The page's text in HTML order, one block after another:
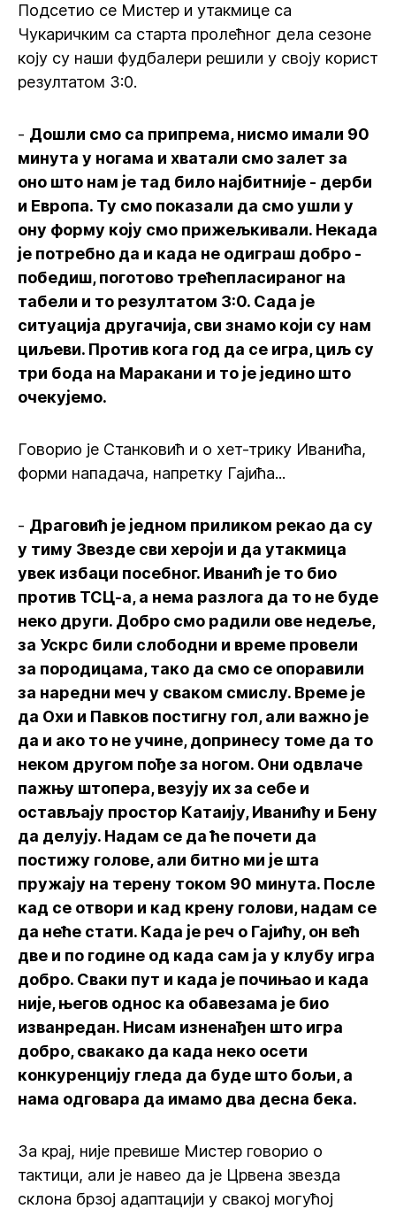
Подсетио се Мистер и утакмице са
Чукаричким са старта пролећног дела сезоне
коју су наши фудбалери решили у своју корист
резултатом 3:0.
- Дошли смо са припрема, нисмо имали 90
минута у ногама и хватали смо залет за
оно што нам је тад било најбитније - дерби
и Европа. Ту смо показали да смо ушли у
ону форму коју смо прижељкивали. Некада
је потребно да и када не одиграш добро -
победиш, поготово трећепласираног на
табели и то резултатом 3:0. Сада је
ситуација другачија, сви знамо који су нам
циљеви. Против кога год да се игра, циљ су
три бода на Маракани и то је једино што
очекујемо.
Говорио је Станковић и о хет-трику Иванића,
форми нападача, напретку Гајића...
- Драговић је једном приликом рекао да су
у тиму Звезде сви хероји и да утакмица
увек избаци посебног. Иванић је то био
против ТСЦ-а, а нема разлога да то не буде
неко други. Добро смо радили ове недеље,
за Ускрс били слободни и време провели
за породицама, тако да смо се опоравили
за наредни меч у сваком смислу. Време је
да Охи и Павков постигну гол, али важно је
да и ако то не учине, допринесу томе да то
неком другом пође за ногом. Они одвлаче
пажњу штопера, везују их за себе и
остављају простор Катаију, Иванићу и Бену
да делују. Надам се да ће почети да
постижу голове, али битно ми је шта
пружају на терену током 90 минута. После
кад се отвори и кад крену голови, надам се
да неће стати. Када је реч о Гајићу, он већ
две и по године од када сам ја у клубу игра
добро. Сваки пут и када је почињао и када
није, његов однос ка обавезама је био
изванредан. Нисам изненађен што игра
добро, свакако да када неко осети
конкуренцију гледа да буде што бољи, а
нама одговара да имамо два десна бека.
За крај, није превише Мистер говорио о
тактици, али је навео да је Црвена звезда
склона брзој адаптацији у свакој могућој